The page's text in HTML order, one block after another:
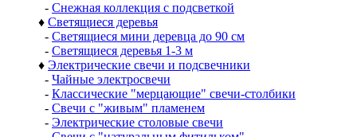
- Снежная коллекция с подсветкой
♦ Светящиеся деревья
- Светящиеся мини деревца до 90 см
- Светящиеся деревья 1-3 м
♦ Электрические свечи и подсвечники
- Чайные электросвечи
- Классические "мерцающие" свечи-столбики
- Свечи с "живым" пламенем
- Электрические столовые свечи